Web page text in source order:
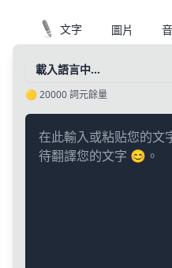
文字 圖片
載入語言中…
🟡 20000詞元餘量